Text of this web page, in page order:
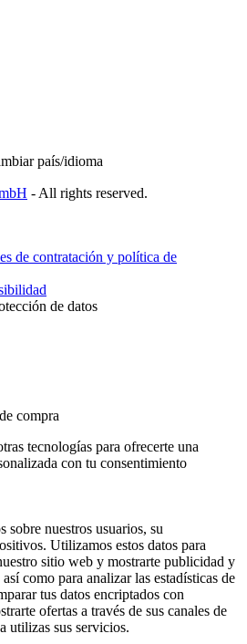
país/idioma
- All rights reserved.
de contratación y política de
de datos
compra
tecnologías para ofrecerte una
con tu consentimiento
sobre nuestros usuarios, su
Utilizamos estos datos para
sitio web y mostrarte publicidad y
como para analizar las estadísticas de
tus datos encriptados con
ofertas a través de sus canales de
utilizas sus servicios.